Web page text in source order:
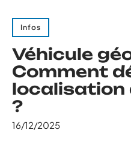
Infos
Véhicule
Comment
localisation
?
16/12/2025